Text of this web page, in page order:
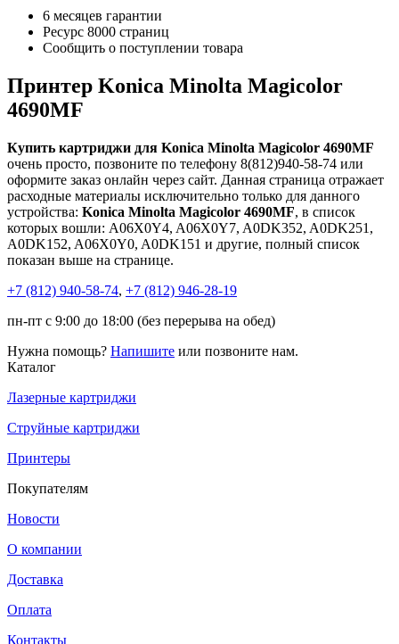
6 месяцев гарантии
Ресурс 8000 страниц
Сообщить о поступлении товара
Принтер Konica Minolta Magicolor
4690MF
Купить картриджи для Konica Minolta Magicolor 4690MF
очень просто, позвоните по телефону 8(812)940-58-74 или
оформите заказ онлайн через сайт. Данная страница отражает
расходные материалы исключительно только для данного
устройства: Konica Minolta Magicolor 4690MF, в список
которых вошли: A06X0Y4, A06X0Y7, A0DK352, A0DK251,
A0DK152, A06X0Y0, A0DK151 и другие, полный список
показан выше на странице.
+7 (812) 940-58-74, +7 (812) 946-28-19
пн-пт с 9:00 до 18:00 (без перерыва на обед)
Нужна помощь? Напишите или позвоните нам.
Каталог
Лазерные картриджи
Струйные картриджи
Принтеры
Покупателям
Новости
О компании
Доставка
Оплата
Контакты